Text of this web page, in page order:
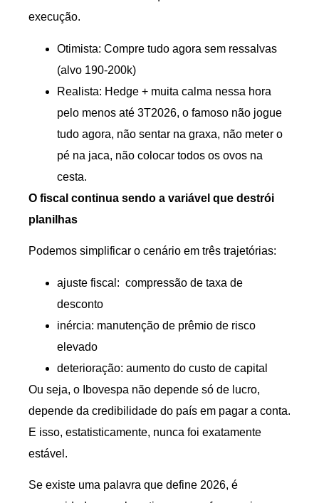
execução.
Otimista: Compre tudo agora sem ressalvas
(alvo 190-200k)
Realista: Hedge + muita calma nessa hora
pelo menos até 3T2026, o famoso não jogue
tudo agora, não sentar na graxa, não meter o
pé na jaca, não colocar todos os ovos na
cesta.
O fiscal continua sendo a variável que destrói
planilhas
Podemos simplificar o cenário em três trajetórias:
ajuste fiscal: compressão de taxa de
desconto
inércia: manutenção de prêmio de risco
elevado
deterioração: aumento do custo de capital
Ou seja, o Ibovespa não depende só de lucro,
depende da credibilidade do país em pagar a conta.
E isso, estatisticamente, nunca foi exatamente
estável.
Se existe uma palavra que define 2026, é